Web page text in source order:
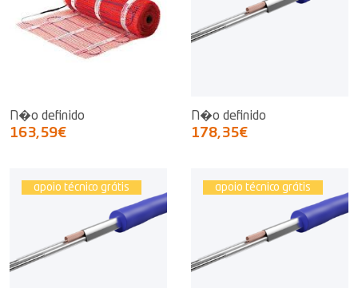
N�o definido
163,59€
N�o definido
178,35€
apoio técnico grátis apoio técnico grátis